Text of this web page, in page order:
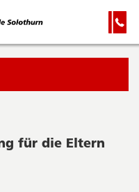
für die Eltern